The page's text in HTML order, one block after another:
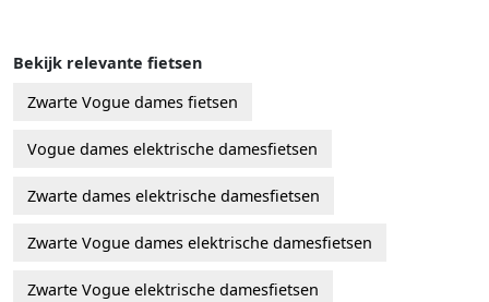
Bekijk relevante fietsen
Zwarte Vogue dames fietsen
Vogue dames elektrische damesfietsen
Zwarte dames elektrische damesfietsen
Zwarte Vogue dames elektrische damesfietsen
Zwarte Vogue elektrische damesfietsen